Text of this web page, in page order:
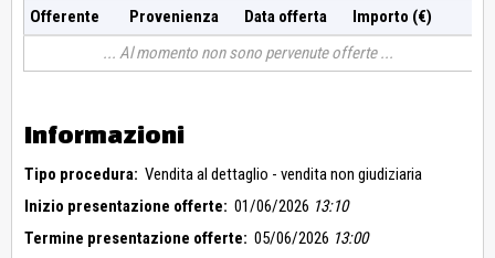
Offerente Provenienza Data offerta
Importo (€)
Al momento non sono pervenute offerte
Informazioni
Tipo procedura: Vendita al dettaglio - vendita non giudiziaria
Inizio presentazione offerte: 01/06/2026 13:10
Termine presentazione offerte: 05/06/2026 13:00